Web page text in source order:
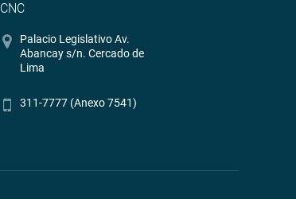
CNC
Palacio Legislativo Av.
Abancay s/n. Cercado de
Lima
311-7777 (Anexo 7541)